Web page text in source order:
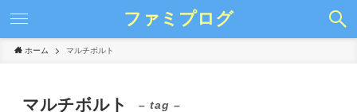
ファミプログ
ホーム マルチボルト
マルチボルト – tag –